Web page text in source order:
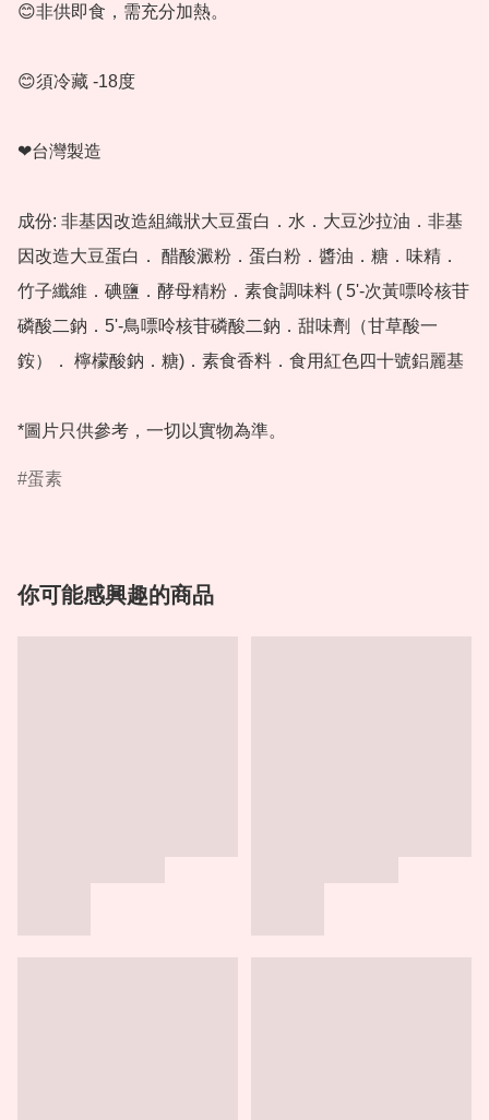
😊非供即食，需充分加熱。
😊須冷藏 -18度
❤台灣製造
成份: 非基因改造組織狀大豆蛋白．水．大豆沙拉油．非基
因改造大豆蛋白． 醋酸澱粉．蛋白粉．醬油．糖．味精．
竹子纖維．碘鹽．酵母精粉．素食調味料 ( 5'-次黃嘌呤核苷
磷酸二鈉．5'-鳥嘌呤核苷磷酸二鈉．甜味劑（甘草酸一
銨）． 檸檬酸鈉．糖)．素食香料．食用紅色四十號鋁麗基
*圖片只供參考，一切以實物為準。
蛋素
你可能感興趣的商品